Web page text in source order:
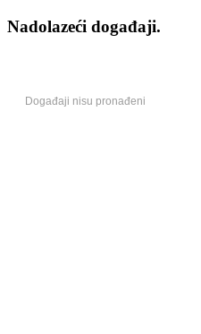
Nadolazeći događaji.
Događaji nisu pronađeni